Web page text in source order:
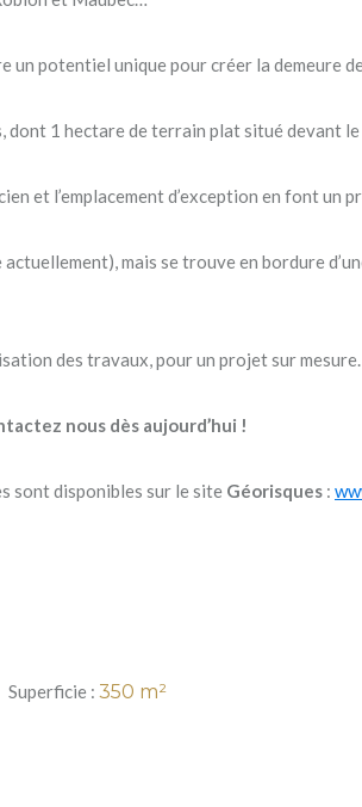
un potentiel unique pour créer la demeure
1 hectare de terrain plat situé devant
et l’emplacement d’exception en font
mais se trouve en bordure
des travaux, pour un projet sur mesure.
nous dès aujourd’hui !
sont disponibles sur le site Géorisques :
Superficie : 350 m²